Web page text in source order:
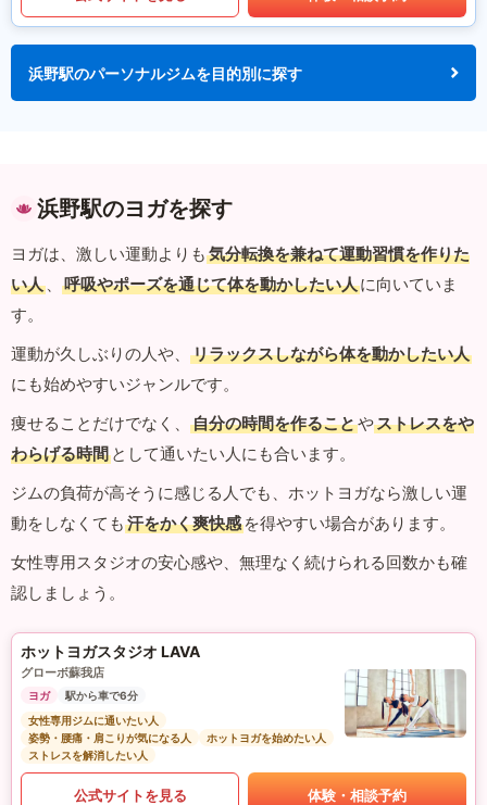
浜野駅のパーソナルジムを目的別に探す
浜野駅のヨガを探す
ヨガは、激しい運動よりも 気分転換を兼ねて運動習慣を作りた
い人 、 呼吸やポーズを通じて体を動かしたい人に向いていま
す。
運動が久しぶりの人や、
リラックスしながら体を動かしたい人
にも始めやすいジャンルです。
痩せることだけでなく、
自分の時間を作ることやストレスをや
わらげる時間 として通いたい人にも合います。
ジムの負荷が高そうに感じる人でも、ホットヨガなら激しい運
動をしなくても 汗をかく爽快感 を得やすい場合があります。
女性専用スタジオの安心感や、無理なく続けられる回数かも確
認しましょう。
ホットヨガスタジオ LAVA
グローボ蘇我店
ヨガ
駅から車で6分
女性専用ジムに通いたい人
姿勢・腰痛・肩こりが気になる人
ホットヨガを始めたい人
ストレスを解消したい人
公式サイトを見る 体験・相談予約